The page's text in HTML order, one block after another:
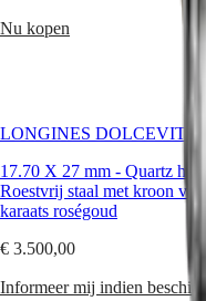
Banden
Leren
Rubberen
banden
Onderhoudsinstructies
Stuur
Nu kopen
LONGINES DOLCEVITA
17.70 X 27 mm - Quartz
Roestvrij staal met kroon van
karaats roségoud
€ 3.500,00
Informeer mij indien